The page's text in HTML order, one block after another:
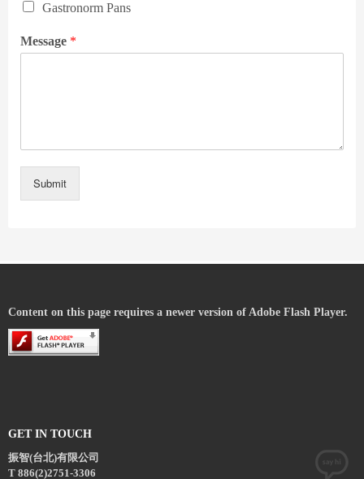
Gastronorm Pans
Message *
Submit
Content on this page requires a newer version of Adobe Flash Player.
GET IN TOUCH
振智(台北)有限公司
T 886(2)2751-3306